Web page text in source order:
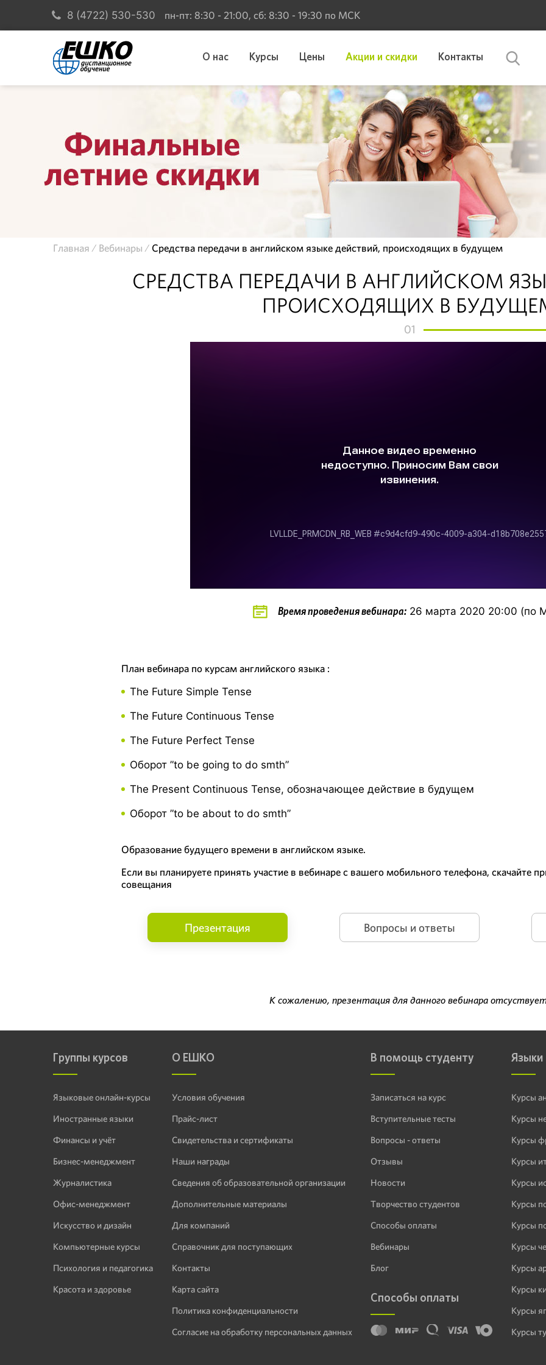
8 (4722) 530-530 пн-пт: 8:30 - 21:00, сб: 8:30 - 19:30 по МСК
О нас Курсы Цены Акции и скидки Контакты
Главная Вебинары Средства передачи в английском языке действий, происходящих в будущем
СРЕДСТВА ПЕРЕДАЧИ В АНГЛИЙСКОМ
ПРОИСХОДЯЩИХ В
01
Время проведения вебинара: 26 марта 2020 20:00 (по
План вебинара по курсам английского языка :
The Future Simple Tense
The Future Continuous Tense
The Future Perfect Tense
Оборот ”to be going to do smth”
The Present Continuous Tense, обозначающее действие в будущем
Оборот ”to be about to do smth”
Образование будущего времени в английском языке.
Если вы планируете принять участие в вебинаре с вашего мобильного телефона,
совещания
Презентация Вопросы и ответы
К сожалению, презентация для данного вебинара
Группы курсов
Языковые онлайн-курсы
Иностранные языки
Финансы и учёт
Бизнес-менеджмент
Журналистика
Офис-менеджмент
Искусство и дизайн
Компьютерные курсы
Психология и педагогика
Красота и здоровье
О ЕШКО
Условия обучения
Прайс-лист
Свидетельства и сертификаты
Наши награды
Сведения об образовательной организации
Дополнительные материалы
Для компаний
Справочник для поступающих
Контакты
Карта сайта
Политика конфиденциальности
Согласие на обработку персональных данных
В помощь студенту
Записаться на курс
Вступительные тесты
Вопросы - ответы
Отзывы
Новости
Творчество студентов
Способы оплаты
Вебинары
Блог
Способы оплаты
Языки
Курсы
Курсы
Курсы
Курсы
Курсы
Курсы
Курсы
Курсы
Курсы
Курсы
Курсы
Курсы